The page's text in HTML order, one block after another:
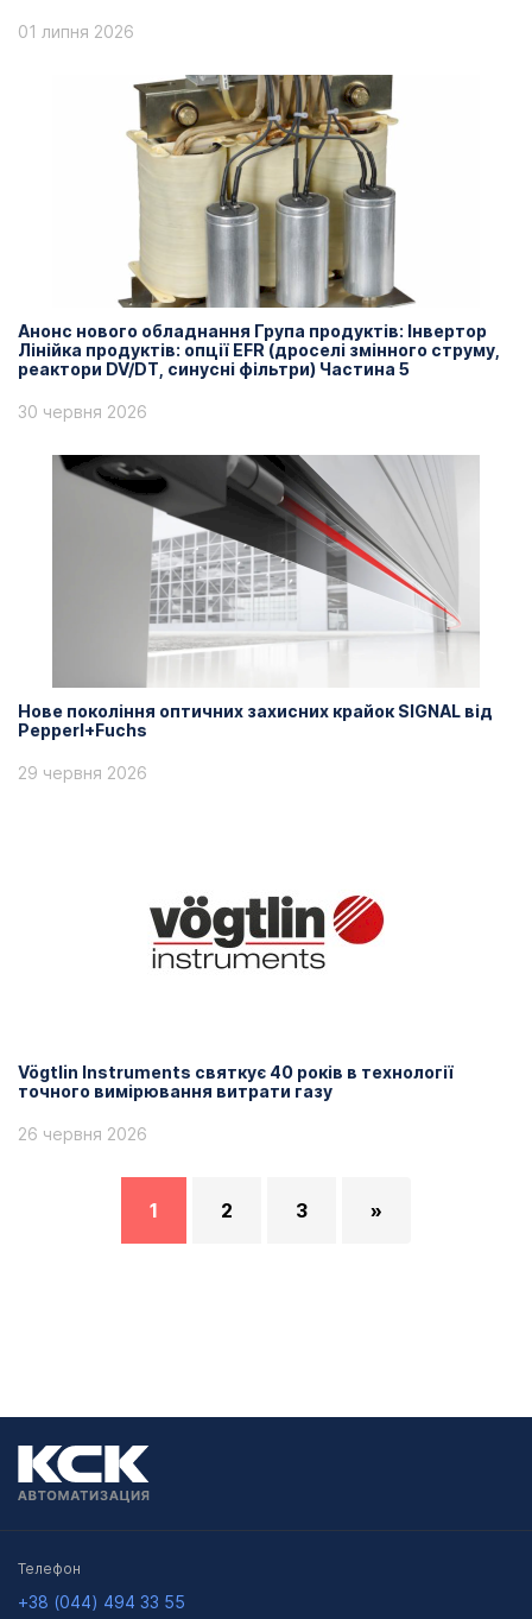
01 липня 2026
Анонс нового обладнання Група продуктів: Інвертор
Лінійка продуктів: опції EFR (дроселі змінного струму,
реактори DV/DT, синусні фільтри) Частина 5
30 червня 2026
Нове покоління оптичних захисних крайок SIGNAL від
Pepperl+Fuchs
29 червня 2026
Vögtlin Instruments святкує 40 років в технології
точного вимірювання витрати газу
26 червня 2026
1 2 3 »
Телефон
+38 (044) 494 33 55